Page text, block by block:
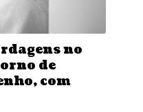
no
de
com